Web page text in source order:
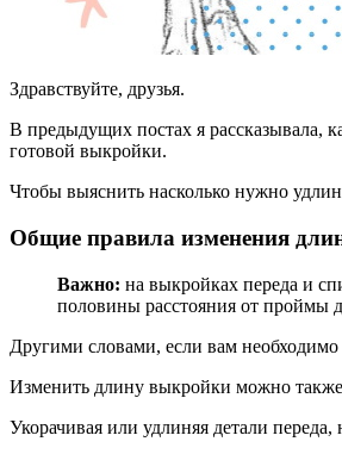
Здравствуйте, друзья.
В предыдущих постах я рассказывала,
готовой выкройки.
Чтобы выяснить насколько нужно
Общие правила изменения
Важно: на выкройках переда и
половины расстояния от проймы
Другими словами, если вам
Изменить длину выкройки можно
Укорачивая или удлиняя детали переда,